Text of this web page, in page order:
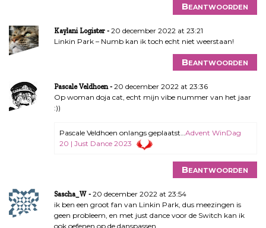
Beantwoorden
Kaylani Logister
20 december 2022 at 23:21
Linkin Park – Numb kan ik toch echt niet weerstaan!
Beantwoorden
Pascale Veldhoen
20 december 2022 at 23:36
Op woman doja cat, echt mijn vibe nummer van het jaar
:))
Pascale Veldhoen onlangs geplaatst…Advent WinDag
20 | Just Dance 2023
Beantwoorden
Sascha_W
20 december 2022 at 23:54
ik ben een groot fan van Linkin Park, dus meezingen is
geen probleem, en met just dance voor de Switch kan ik
ook oefenen op de danspassen